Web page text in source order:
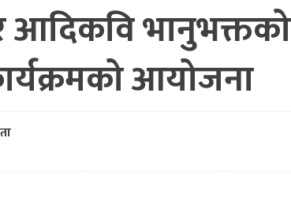
आयोजना